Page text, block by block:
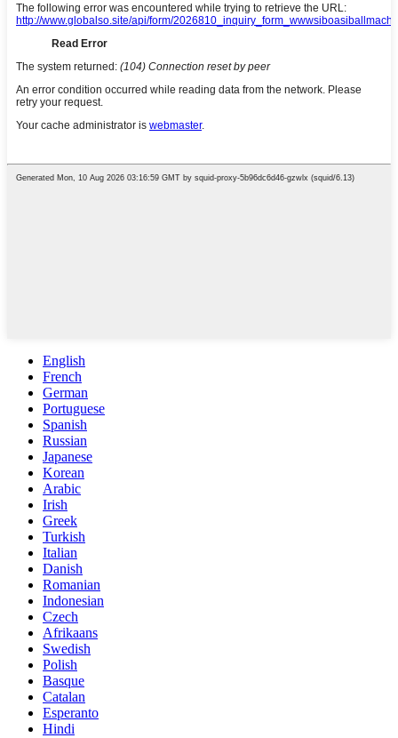
English
French
German
Portuguese
Spanish
Russian
Japanese
Korean
Arabic
Irish
Greek
Turkish
Italian
Danish
Romanian
Indonesian
Czech
Afrikaans
Swedish
Polish
Basque
Catalan
Esperanto
Hindi